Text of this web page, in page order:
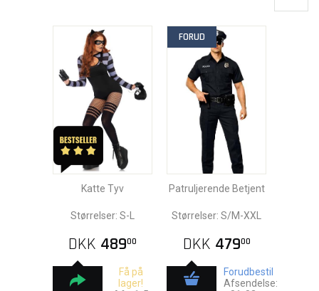
Katte Tyv
Størrelser: S-L
DKK 48900
Få på
lager!
FORUD
Patruljerende Betjent
Størrelser: S/M-XXL
DKK 47900
Forudbestil
Afsendelse: